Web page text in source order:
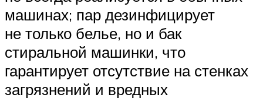
машинах; пар дезинфицирует
не только белье, но и бак
стиральной машинки, что
гарантирует отсутствие на стенках
загрязнений и вредных